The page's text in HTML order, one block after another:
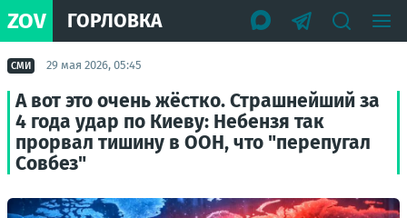
ZOV ГОРЛОВКА
СМИ 29 мая 2026, 05:45
А вот это очень жёстко. Страшнейший за
4 года удар по Киеву: Небензя так
прорвал тишину в ООН, что "перепугал
Совбез"